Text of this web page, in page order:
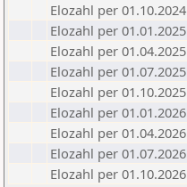
Elozahl per 01.10.2024
Elozahl per 01.01.2025
Elozahl per 01.04.2025
Elozahl per 01.07.2025
Elozahl per 01.10.2025
Elozahl per 01.01.2026
Elozahl per 01.04.2026
Elozahl per 01.07.2026
Elozahl per 01.10.2026